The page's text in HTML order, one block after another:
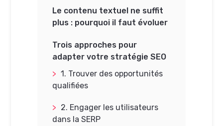
Le contenu textuel ne suffit
plus : pourquoi il faut évoluer
Trois approches pour
adapter votre stratégie SEO
1. Trouver des opportunités
qualifiées
2. Engager les utilisateurs
dans la SERP